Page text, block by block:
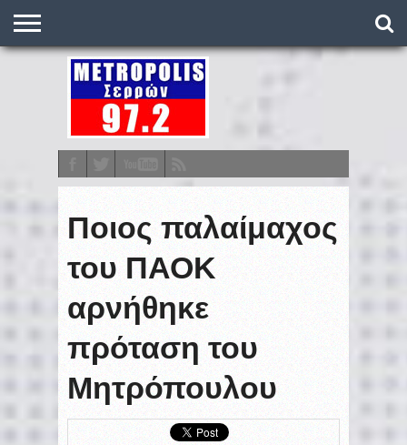
ΣΤΑΘΜΌΣ
METRONEWS
ΠΟΔΌΣΦΑΙΡΟ
ΒΑΘΜΟΛΟΓΊΕΣ
ΠΡΟΓΡΆΜΜΑΤΑ
ΣΤΟΊΧΗΜΑ
ΕΠΙΚΟΙΝΩΝΊΑ
Ποιος παλαίμαχος
του ΠΑΟΚ
αρνήθηκε
πρόταση του
Μητρόπουλου